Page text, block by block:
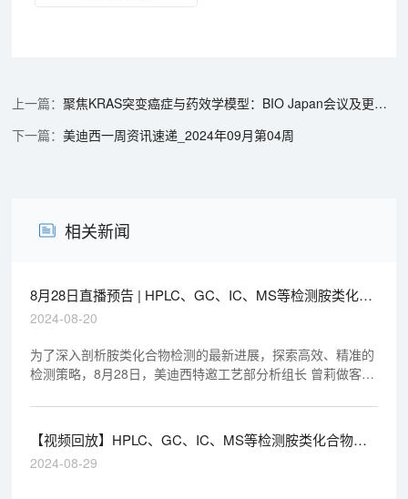
聚焦KRAS突变癌症与药效学模型：BIO Japan会议及更多新鲜动态
美迪西一周资讯速递_2024年09月第04周
相关新闻
8月28日直播预告 | HPLC、GC、IC、MS等检测胺类化合
物的案例分享
2024-08-20
为了深入剖析胺类化合物检测的最新进展，探索高效、精准的
检测策略，8月28日，美迪西特邀工艺部分析组长 曾莉做客美
胺类化合物的典型案例分享》
【视频回放】HPLC、GC、IC、MS等检测胺类化合物的
案例分享
2024-08-29